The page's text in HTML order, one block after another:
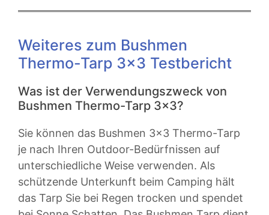
Weiteres zum Bushmen
Thermo-Tarp 3×3 Testbericht
Was ist der Verwendungszweck von
Bushmen Thermo-Tarp 3×3?
Sie können das Bushmen 3×3 Thermo-Tarp
je nach Ihren Outdoor-Bedürfnissen auf
unterschiedliche Weise verwenden. Als
schützende Unterkunft beim Camping hält
das Tarp Sie bei Regen trocken und spendet